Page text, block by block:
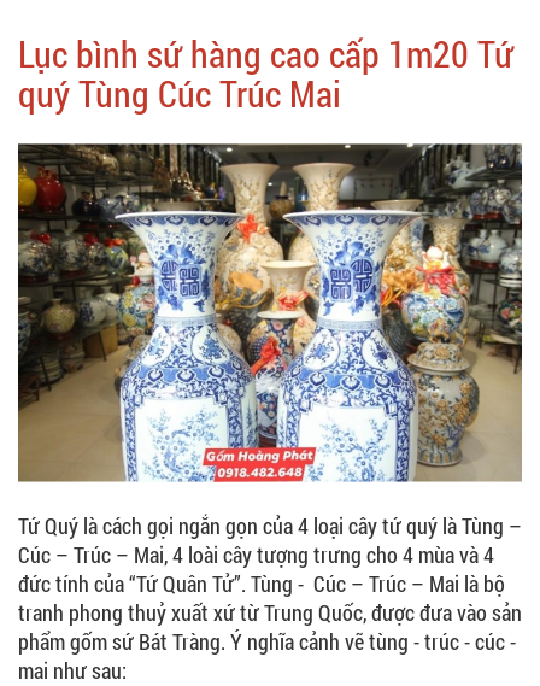
Lục bình sứ hàng cao cấp 1m20 Tứ
quý Tùng Cúc Trúc Mai
Tứ Quý là cách gọi ngắn gọn của 4 loại cây tứ quý là Tùng –
Cúc – Trúc – Mai, 4 loài cây tượng trưng cho 4 mùa và 4
đức tính của “Tứ Quân Tử”. Tùng - Cúc – Trúc – Mai là bộ
tranh phong thuỷ xuất xứ từ Trung Quốc, được đưa vào sản
phẩm gốm sứ Bát Tràng. Ý nghĩa cảnh vẽ tùng - trúc - cúc -
mai như sau: